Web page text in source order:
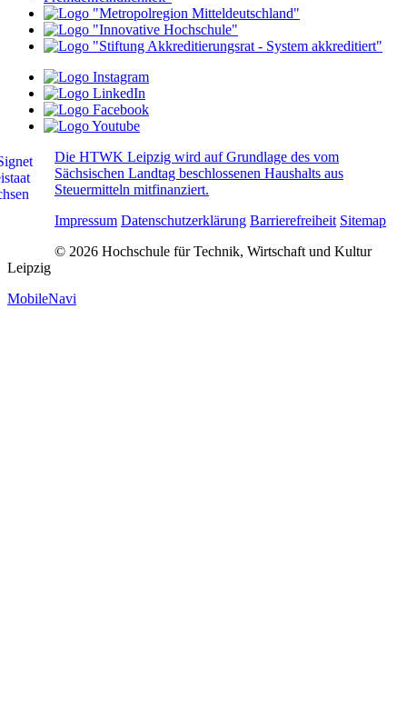
Die HTWK Leipzig wird auf Grundlage des vom
Sächsischen Landtag beschlossenen Haushalts aus
Steuermitteln mitfinanziert.
Impressum Datenschutzerklärung Barrierefreiheit Sitemap
© 2026 Hochschule für Technik, Wirtschaft und Kultur
Leipzig
MobileNavi